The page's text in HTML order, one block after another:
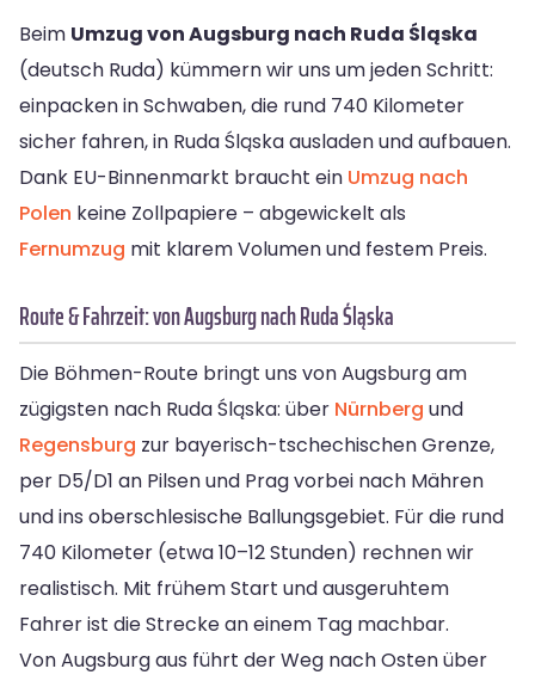
Beim Umzug von Augsburg nach Ruda Śląska
(deutsch Ruda) kümmern wir uns um jeden Schritt:
einpacken in Schwaben, die rund 740 Kilometer
sicher fahren, in Ruda Śląska ausladen und aufbauen.
Dank EU-Binnenmarkt braucht ein Umzug nach
Polen keine Zollpapiere – abgewickelt als
Fernumzug mit klarem Volumen und festem Preis.
Route & Fahrzeit: von Augsburg nach Ruda Śląska
Die Böhmen-Route bringt uns von Augsburg am
zügigsten nach Ruda Śląska: über Nürnberg und
Regensburg zur bayerisch-tschechischen Grenze,
per D5/D1 an Pilsen und Prag vorbei nach Mähren
und ins oberschlesische Ballungsgebiet. Für die rund
740 Kilometer (etwa 10–12 Stunden) rechnen wir
realistisch. Mit frühem Start und ausgeruhtem
Fahrer ist die Strecke an einem Tag machbar.
Von Augsburg aus führt der Weg nach Osten über